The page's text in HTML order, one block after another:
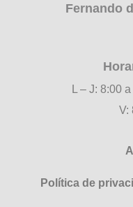
Fernando
L – J: 8:00
V:
Política de